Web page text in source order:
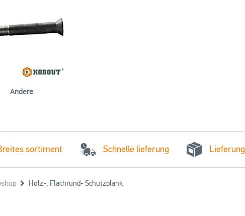
Andere
sortiment Schnelle lieferung
Holz-, Flachrund- Schutzplank